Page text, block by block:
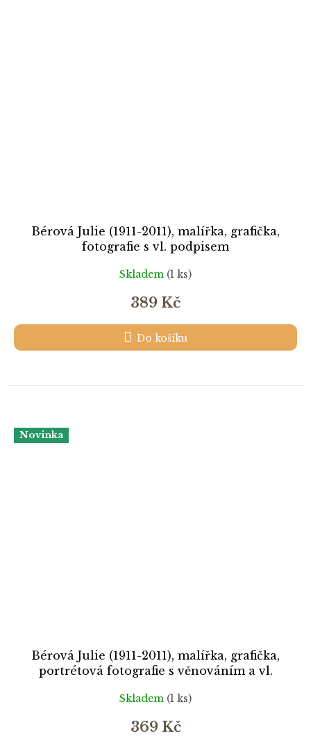
Bérová Julie (1911-2011), malířka, grafička,
fotografie s vl. podpisem
Skladem (1 ks)
389 Kč
Do košíku
Novinka
Bérová Julie (1911-2011), malířka, grafička,
portrétová fotografie s věnováním a vl.
kartička s vl. podpisem
Skladem (1 ks)
369 Kč